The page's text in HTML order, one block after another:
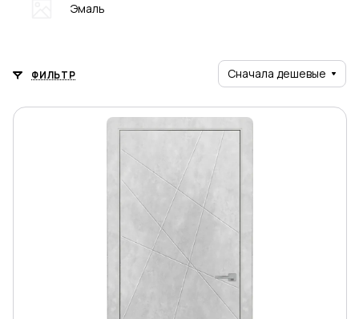
Эмаль
ФИЛЬТР Сначала дешевые